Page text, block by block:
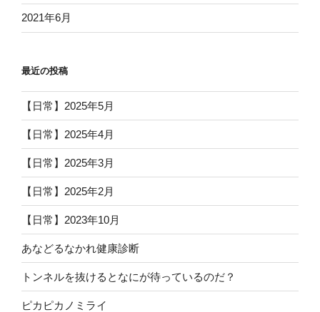
2021年6月
最近の投稿
【日常】2025年5月
【日常】2025年4月
【日常】2025年3月
【日常】2025年2月
【日常】2023年10月
あなどるなかれ健康診断
トンネルを抜けるとなにが待っているのだ？
ピカピカノミライ